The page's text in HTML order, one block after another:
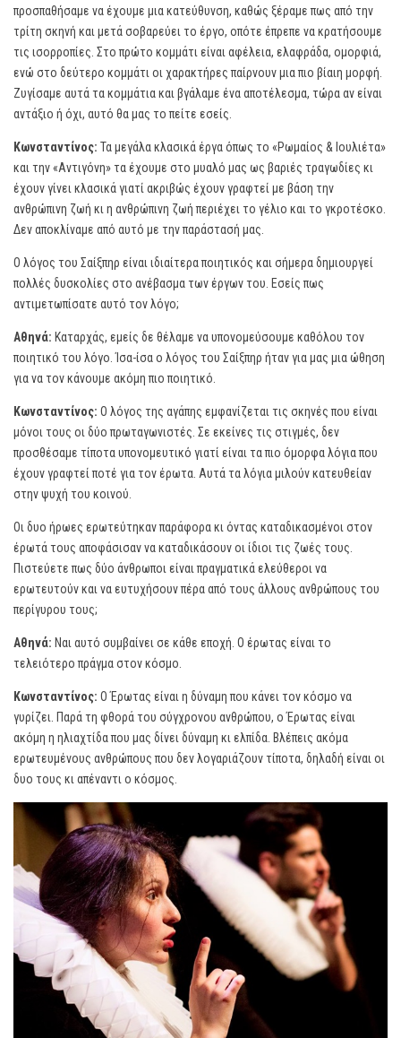
προσπαθήσαμε να έχουμε μια κατεύθυνση, καθώς ξέραμε πως από την
τρίτη σκηνή και μετά σοβαρεύει το έργο, οπότε έπρεπε να κρατήσουμε
τις ισορροπίες. Στο πρώτο κομμάτι είναι αφέλεια, ελαφράδα, ομορφιά,
ενώ στο δεύτερο κομμάτι οι χαρακτήρες παίρνουν μια πιο βίαιη μορφή.
Ζυγίσαμε αυτά τα κομμάτια και βγάλαμε ένα αποτέλεσμα, τώρα αν είναι
αντάξιο ή όχι, αυτό θα μας το πείτε εσείς.
Κωνσταντίνος: Τα μεγάλα κλασικά έργα όπως το «Ρωμαίος & Ιουλιέτα»
και την «Αντιγόνη» τα έχουμε στο μυαλό μας ως βαριές τραγωδίες κι
έχουν γίνει κλασικά γιατί ακριβώς έχουν γραφτεί με βάση την
ανθρώπινη ζωή κι η ανθρώπινη ζωή περιέχει το γέλιο και το γκροτέσκο.
Δεν αποκλίναμε από αυτό με την παράστασή μας.
Ο λόγος του Σαίξπηρ είναι ιδιαίτερα ποιητικός και σήμερα δημιουργεί
πολλές δυσκολίες στο ανέβασμα των έργων του. Εσείς πως
αντιμετωπίσατε αυτό τον λόγο;
Αθηνά: Καταρχάς, εμείς δε θέλαμε να υπονομεύσουμε καθόλου τον
ποιητικό του λόγο. Ίσα-ίσα ο λόγος του Σαίξπηρ ήταν για μας μια ώθηση
για να τον κάνουμε ακόμη πιο ποιητικό.
Κωνσταντίνος: Ο λόγος της αγάπης εμφανίζεται τις σκηνές που είναι
μόνοι τους οι δύο πρωταγωνιστές. Σε εκείνες τις στιγμές, δεν
προσθέσαμε τίποτα υπονομευτικό γιατί είναι τα πιο όμορφα λόγια που
έχουν γραφτεί ποτέ για τον έρωτα. Αυτά τα λόγια μιλούν κατευθείαν
στην ψυχή του κοινού.
Οι δυο ήρωες ερωτεύτηκαν παράφορα κι όντας καταδικασμένοι στον
έρωτά τους αποφάσισαν να καταδικάσουν οι ίδιοι τις ζωές τους.
Πιστεύετε πως δύο άνθρωποι είναι πραγματικά ελεύθεροι να
ερωτευτούν και να ευτυχήσουν πέρα από τους άλλους ανθρώπους του
περίγυρου τους;
Αθηνά: Ναι αυτό συμβαίνει σε κάθε εποχή. Ο έρωτας είναι το
τελειότερο πράγμα στον κόσμο.
Κωνσταντίνος: Ο Έρωτας είναι η δύναμη που κάνει τον κόσμο να
γυρίζει. Παρά τη φθορά του σύγχρονου ανθρώπου, ο Έρωτας είναι
ακόμη η ηλιαχτίδα που μας δίνει δύναμη κι ελπίδα. Βλέπεις ακόμα
ερωτευμένους ανθρώπους που δεν λογαριάζουν τίποτα, δηλαδή είναι οι
δυο τους κι απέναντι ο κόσμος.